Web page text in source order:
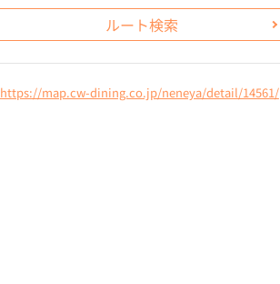
ルート検索
https://map.cw-dining.co.jp/neneya/detail/14561/